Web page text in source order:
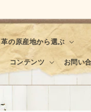
革の原産地から選ぶ
コンテンツ お問い